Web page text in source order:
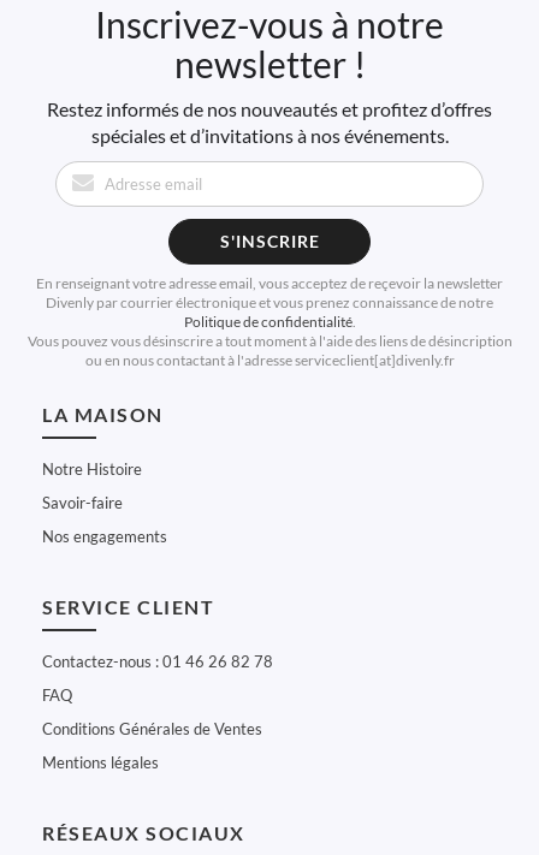
Inscrivez-vous à notre
newsletter !
Restez informés de nos nouveautés et profitez d’offres
spéciales et d’invitations à nos événements.
S'INSCRIRE
En renseignant votre adresse email, vous acceptez de reçevoir la newsletter
Divenly par courrier électronique et vous prenez connaissance de notre
Politique de confidentialité.
Vous pouvez vous désinscrire a tout moment à l'aide des liens de désincription
ou en nous contactant à l'adresse serviceclient[at]divenly.fr
LA MAISON
Notre Histoire
Savoir-faire
Nos engagements
SERVICE CLIENT
Contactez-nous : 01 46 26 82 78
FAQ
Conditions Générales de Ventes
Mentions légales
RÉSEAUX SOCIAUX